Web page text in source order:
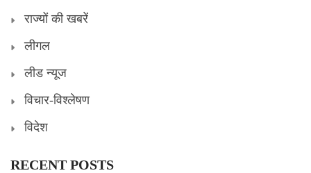
राज्यों की खबरें
लीगल
लीड न्यूज
विचार-विश्लेषण
विदेश
RECENT POSTS